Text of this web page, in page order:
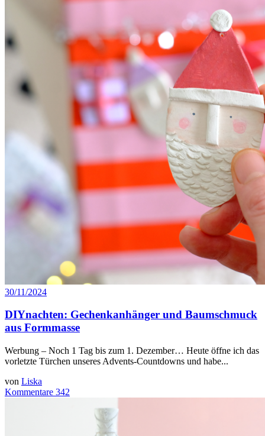
30/11/2024
DIYnachten: Gechenkanhänger und Baumschmuck
aus Formmasse
Werbung – Noch 1 Tag bis zum 1. Dezember… Heute öffne ich das
vorletzte Türchen unseres Advents-Countdowns und habe...
von Liska
Kommentare 342